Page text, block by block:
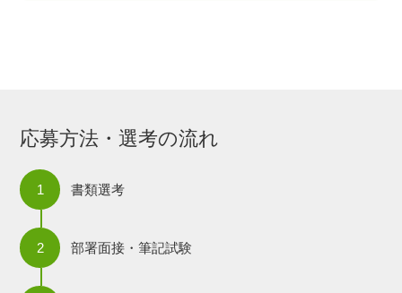
応募方法・選考の流れ
書類選考
部署面接・筆記試験